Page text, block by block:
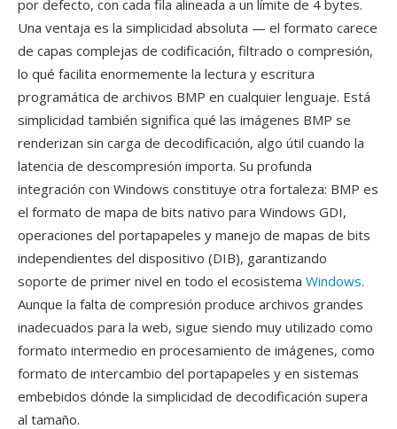
por defecto, con cada fila alineada a un límite de 4 bytes.
Una ventaja es la simplicidad absoluta — el formato carece
de capas complejas de codificación, filtrado o compresión,
lo qué facilita enormemente la lectura y escritura
programática de archivos BMP en cualquier lenguaje. Está
simplicidad también significa qué las imágenes BMP se
renderizan sin carga de decodificación, algo útil cuando la
latencia de descompresión importa. Su profunda
integración con Windows constituye otra fortaleza: BMP es
el formato de mapa de bits nativo para Windows GDI,
operaciones del portapapeles y manejo de mapas de bits
independientes del dispositivo (DIB), garantizando
soporte de primer nivel en todo el ecosistema Windows.
Aunque la falta de compresión produce archivos grandes
inadecuados para la web, sigue siendo muy utilizado como
formato intermedio en procesamiento de imágenes, como
formato de intercambio del portapapeles y en sistemas
embebidos dónde la simplicidad de decodificación supera
al tamaño.